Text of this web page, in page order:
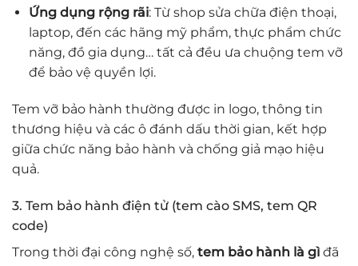
Ứng dụng rộng rãi: Từ shop sửa chữa điện thoại,
laptop, đến các hãng mỹ phẩm, thực phẩm chức
năng, đồ gia dụng… tất cả đều ưa chuộng tem vỡ
để bảo vệ quyền lợi.
Tem vỡ bảo hành thường được in logo, thông tin
thương hiệu và các ô đánh dấu thời gian, kết hợp
giữa chức năng bảo hành và chống giả mạo hiệu
quả.
3. Tem bảo hành điện tử (tem cào SMS, tem QR
code)
Trong thời đại công nghệ số, tem bảo hành là gìđã